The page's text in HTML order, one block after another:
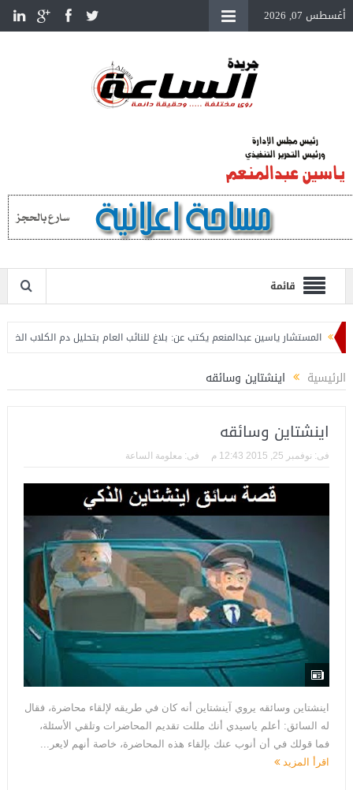
أغسطس 07, 2026
قائمة
المستشار ياسين عبدالمنعم يكتب عن: بلاغ للنائب العام بتحليل دم الكلاب الضالة
الرئيسية اينشتاين وسائقه
اينشتاين وسائقه
فى: نوفمبر 25, 2015 12:43 م فى: معلومة الساعة
اينشتاين وسائقه يروي آينشتاين أنه كان في طريقه لإلقاء محاضرة، فقال
له السائق: أعلم ياسيدي أنك مللت تقديم المحاضرات وتلقي الأسئلة،
فما قولك في أن أنوب عنك بإلقاء هذه المحاضرة، خاصة أنهم لايعر...
اقرأ المزيد